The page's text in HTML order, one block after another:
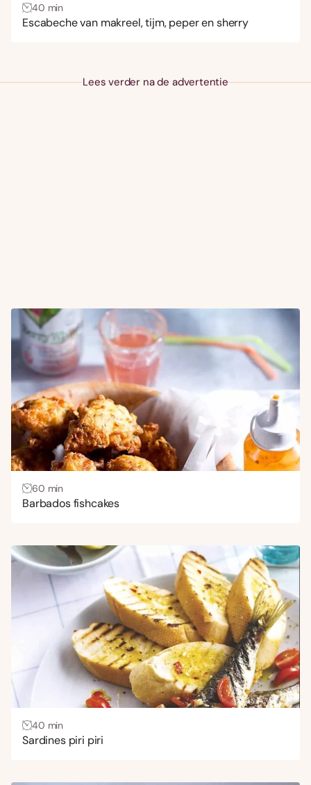
40 min
Escabeche van makreel, tijm, peper en sherry
Lees verder na de advertentie
60 min
Barbados fishcakes
40 min
Sardines piri piri